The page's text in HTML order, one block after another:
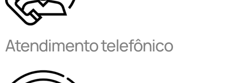
Atendimento telefônico